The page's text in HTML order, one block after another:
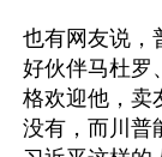
也有网友说，
好伙伴马杜罗
格欢迎他，卖
没有，而川普